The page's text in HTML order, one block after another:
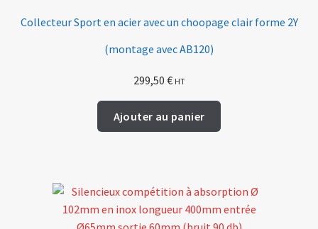
Collecteur Sport en acier avec un choopage clair forme 2Y
(montage avec AB120)
299,50 € HT
Ajouter au panier